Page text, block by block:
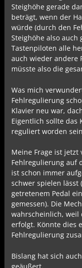
Steighöhe gerade
beträgt, wenn der
würde (durch den
Steighöhe also auch
Tastenpiloten alle
auch wieder andere
müsste also die
Was mich
Fehlregulierung
Klavier neu war,
Eigentlich sollte das
reguliert worden
Meine Frage ist jetzt
Fehlregulierung auf
ist schon immer
schwer spielen lässt
getretenem Pedal
gemessen). Die
wahrscheinlich, weil
erfolgt. Könnte dies
Fehlregulierung
Bislang hat sich